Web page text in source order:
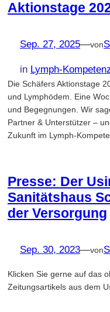
Aktionstage
Sep. 27, 2025—von
in Lymph-
Die Schäfers Aktionstage
und Lymphödem. Eine
und Begegnungen. Wir
Partner & Unterstützer –
Zukunft im Lymph-
Presse: Der
Sanitätshaus
der Versorgung
Sep. 30, 2023—von
Klicken Sie gerne auf das
Zeitungsartikels aus dem